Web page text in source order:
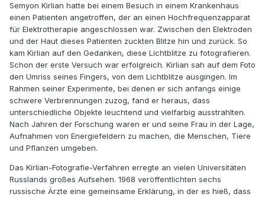
Semyon Kirlian hatte bei einem Besuch in einem Krankenhaus
einen Patienten angetroffen, der an einen Hochfrequenzapparat
für Elektrotherapie angeschlossen war. Zwischen den Elektroden
und der Haut dieses Patienten zuckten Blitze hin und zurück. So
kam Kirlian auf den Gedanken, diese Lichtblitze zu fotografieren.
Schon der erste Versuch war erfolgreich. Kirlian sah auf dem Foto
den Umriss seines Fingers, von dem Lichtblitze ausgingen. Im
Rahmen seiner Experimente, bei denen er sich anfangs einige
schwere Verbrennungen zuzog, fand er heraus, dass
unterschiedliche Objekte leuchtend und vielfarbig ausstrahlten.
Nach Jahren der Forschung waren er und seine Frau in der Lage,
Aufnahmen von Energiefeldern zu machen, die Menschen, Tiere
und Pflanzen umgeben.
Das Kirlian-Fotografie-Verfahren erregte an vielen Universitäten
Russlands großes Aufsehen. 1968 veröffentlichten sechs
russische Ärzte eine gemeinsame Erklärung, in der es hieß, dass